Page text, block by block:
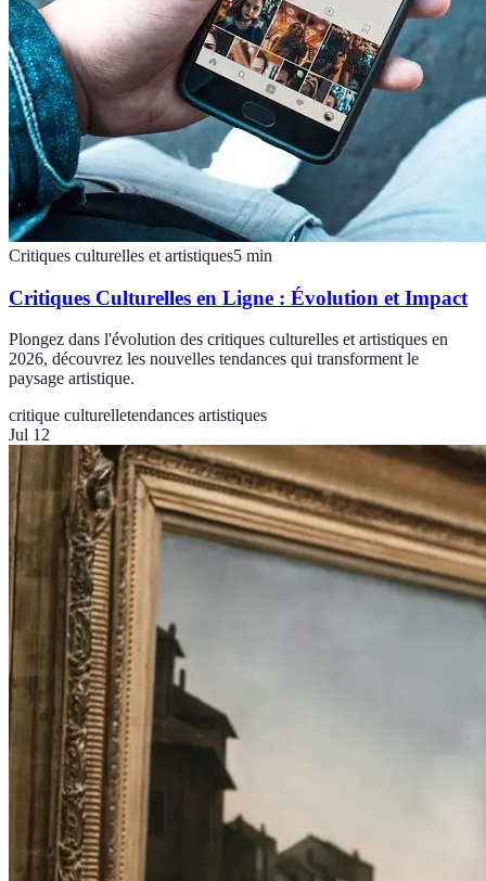
Critiques culturelles et artistiques5 min
Critiques Culturelles en Ligne : Évolution et Impact
Plongez dans l'évolution des critiques culturelles et artistiques en
2026, découvrez les nouvelles tendances qui transforment le
paysage artistique.
critique culturelletendances artistiques
Jul 12